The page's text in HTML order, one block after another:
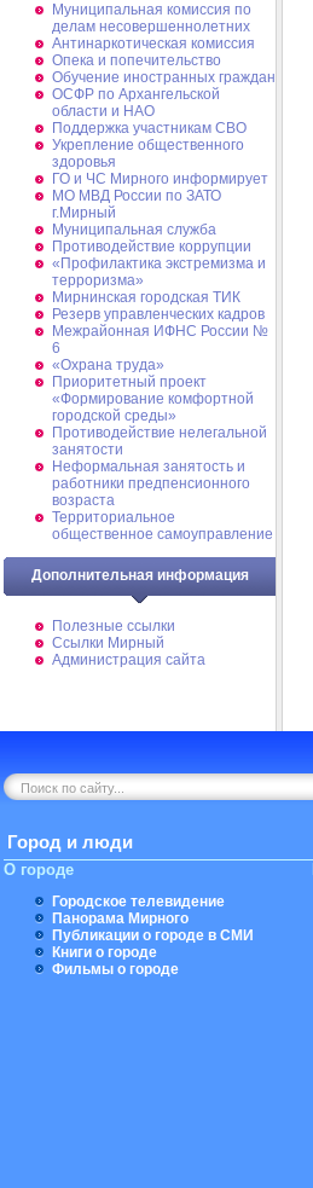
Муниципальная комиссия по
делам несовершеннолетних
Антинаркотическая комиссия
Опека и попечительство
Обучение иностранных граждан
ОСФР по Архангельской
области и НАО
Поддержка участникам СВО
Укрепление общественного
здоровья
ГО и ЧС Мирного информирует
МО МВД России по ЗАТО
г.Мирный
Муниципальная cлужба
Противодействие коррупции
«Профилактика экстремизма и
терроризма»
Мирнинская городская ТИК
Резерв управленческих кадров
Межрайонная ИФНС России №
6
«Охрана труда»
Приоритетный проект
«Формирование комфортной
городской среды»
Противодействие нелегальной
занятости
Неформальная занятость и
работники предпенсионного
возраста
Территориальное
общественное самоуправление
Дополнительная информация
Полезные ссылки
Ссылки Мирный
Администрация сайта
Город и люди
О городе
Городское телевидение
Панорама Мирного
Публикации о городе в СМИ
Книги о городе
Фильмы о городе